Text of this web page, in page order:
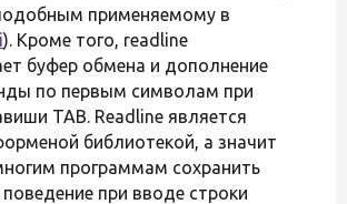
применяемому в
). Кроме того, readline
буфер обмена и дополнение
по первым символам при
TAB. Readline является
библиотекой, а значит
программам сохранить
при вводе строки